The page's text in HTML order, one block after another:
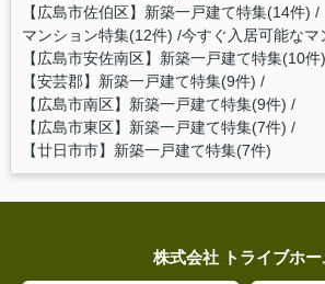
【広島市佐伯区】新築一戸建て特集(14件)
マンション特集(12件) 今すぐ入居可能なマ
【広島市安佐南区】新築一戸建て特集(10件)
【安芸郡】新築一戸建て特集(9件)
【広島市南区】新築一戸建て特集(9件)
【広島市東区】新築一戸建て特集(7件)
【廿日市市】新築一戸建て特集(7件)
株式会社 トライブホー